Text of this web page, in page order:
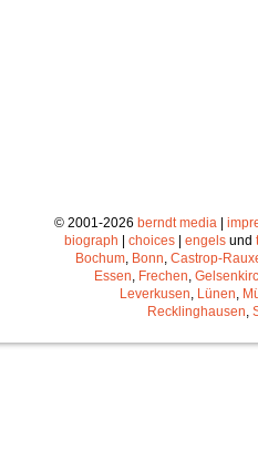
© 2001-2026 berndt media |
biograph | choices | engels und
Bochum Bonn Castrop-
Essen Frechen
Leverkusen Lünen
Recklinghausen